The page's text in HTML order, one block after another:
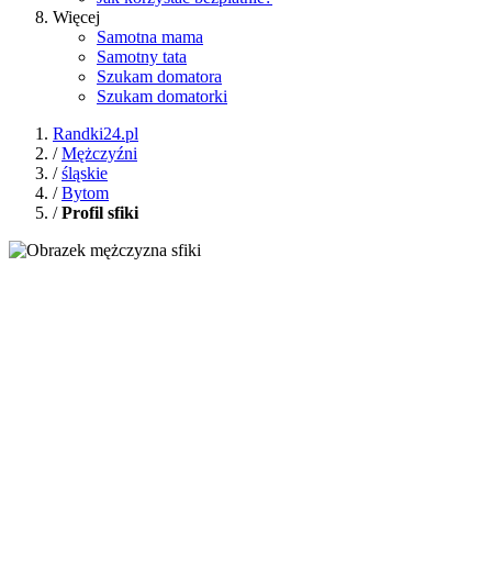
Więcej
Samotna mama
Samotny tata
Szukam domatora
Szukam domatorki
Randki24.pl
/Mężczyźni
/śląskie
/Bytom
/Profil sfiki